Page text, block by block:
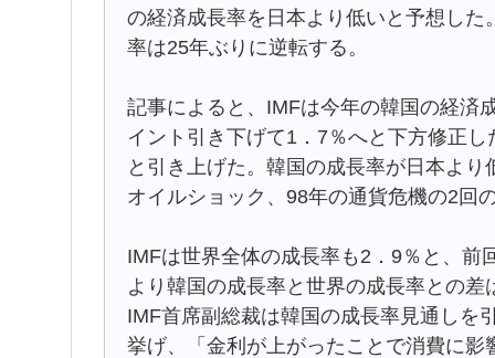
の経済成長率を日本より低いと予想し
率は25年ぶりに逆転する。
記事によると、IMFは今年の韓国の経済
イント引き下げて1．7％へと下方修正
と引き上げた。韓国の成長率が日本よ
オイルショック、98年の通貨危機の2回
IMFは世界全体の成長率も2．9％と、前
より韓国の成長率と世界の成長率との
IMF首席副総裁は韓国の成長率見通しを
挙げ、「金利が上がったことで消費に